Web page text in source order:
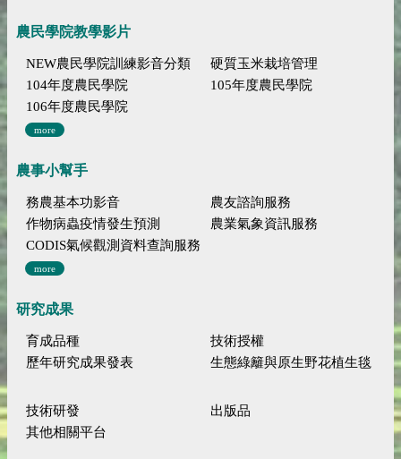
農民學院教學影片
NEW農民學院訓練影音分類
硬質玉米栽培管理
104年度農民學院
105年度農民學院
106年度農民學院
more
農事小幫手
務農基本功影音
農友諮詢服務
作物病蟲疫情發生預測
農業氣象資訊服務
CODIS氣候觀測資料查詢服務
more
研究成果
育成品種
技術授權
歷年研究成果發表
生態綠籬與原生野花植生毯
技術研發
出版品
其他相關平台